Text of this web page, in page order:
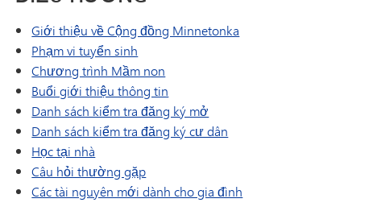
Các ngôn ngữ trên thế giới
Giới thiệu về Cộng đồng Minnetonka
Phạm vi tuyển sinh
Chương trình Mầm non
Buổi giới thiệu thông tin
Danh sách kiểm tra đăng ký mở
Danh sách kiểm tra đăng ký cư dân
Học tại nhà
Câu hỏi thường gặp
Các tài nguyên mới dành cho gia đình